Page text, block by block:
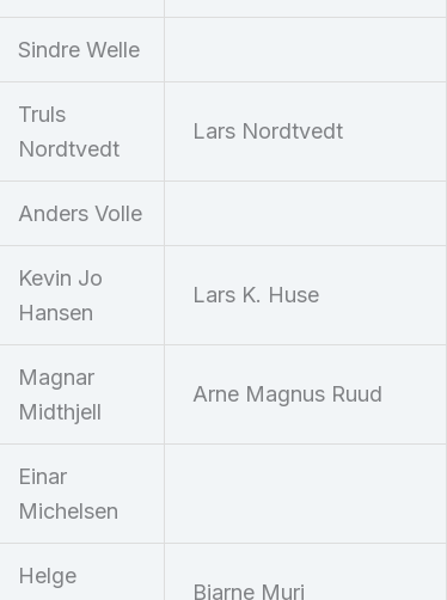
Sindre Welle
Truls
Nordtvedt
Lars Nordtvedt
Anders Volle
Kevin Jo
Hansen
Lars K. Huse
Magnar
Midthjell
Arne Magnus Ruud
Einar
Michelsen
Helge
Bjarne Muri